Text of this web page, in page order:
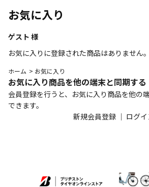
お気に入り
ゲスト 様
お気に入りに登録された商品はありません。
ホーム > お気に入り
お気に入り商品を他の端末と同期する
会員登録を行うと、お気に入り商品を他の
できます。
新規会員登録 ｜ ログイ